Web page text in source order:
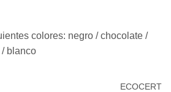
colores: negro / chocolate /
blanco
ECOCERT